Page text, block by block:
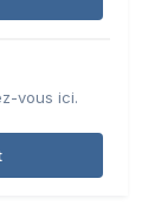
vous ici.